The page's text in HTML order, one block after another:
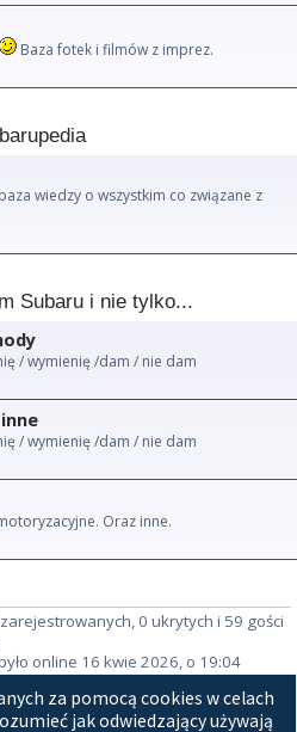
Baza fotek i filmów z imprez.
wiedzy o wszystkim co związane z
Subaru i nie tylko...
/ wymienię /dam / nie dam
/ wymienię /dam / nie dam
Oraz inne.
0 ukrytych i 59 gości
online 16 kwie 2026, o 19:04
za pomocą cookies w celach
jak odwiedzający używają